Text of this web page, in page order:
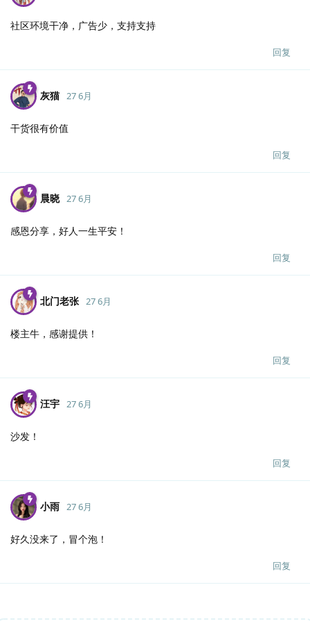
社区环境干净，广告少，支持支持
回复
灰猫 27 6月
干货很有价值
回复
晨晓 27 6月
感恩分享，好人一生平安！
回复
北门老张 27 6月
楼主牛，感谢提供！
回复
汪宇 27 6月
沙发！
回复
小雨 27 6月
好久没来了，冒个泡！
回复